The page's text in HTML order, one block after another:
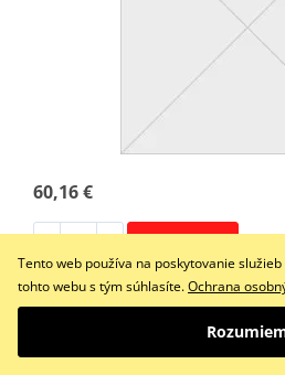
60,16 €
Spojková hadice Venhill s PTFE
Tento web používa na poskytovanie
tohto webu s tým súhlasíte.Ochrana